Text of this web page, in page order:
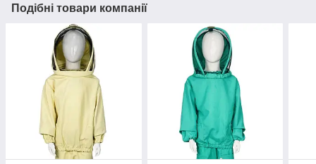
Подібні товари компанії